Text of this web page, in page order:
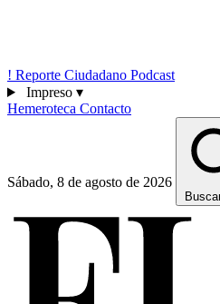
! Reporte Ciudadano Podcast
Impreso ▾
Hemeroteca Contacto
Sábado, 8 de agosto de 2026